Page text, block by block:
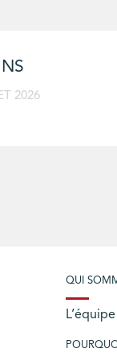
2026
QUI
L’équipe